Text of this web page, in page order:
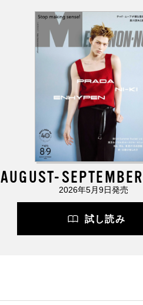
AUGUST-
2026年5月9日発売
試し読み